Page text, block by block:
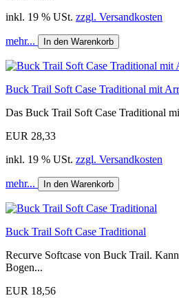
inkl. 19 % USt. zzgl. Versandkosten
mehr... In den Warenkorb
Buck Trail Soft Case Traditional mit
Das Buck Trail Soft Case Traditional
EUR 28,33
inkl. 19 % USt. zzgl. Versandkosten
mehr... In den Warenkorb
Buck Trail Soft Case Traditional
Recurve Softcase von Buck Trail.
Bogen...
EUR 18,56